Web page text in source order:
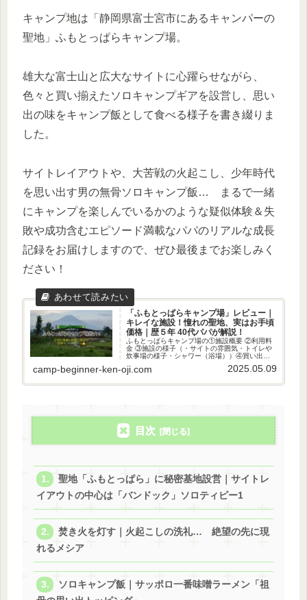
キャンプ地は「静岡県富士宮市にあるキャンパーの
聖地」ふもとっぱらキャンプ場。
雄大な富士山と広大なサイトに心躍らせながら、
色々と買い揃えたソロキャンプギアを設営し、思い
出の味をキャンプ飯として食べる様子を書き綴りま
した。
サイトレイアウトや、大苦戦の火起こし、少年時代
を思い出す男の無骨ソロキャンプ飯… まるで一緒
にキャンプを楽しんでいるかのような疑似体験＆失
敗や成功含むエピソード満載なパパのリアルな成長
記録をお届けしますので、ぜひ最後までお楽しみく
ださい！
「ふもとっぱらキャンプ場」レビュー｜
キレイな施設！憧れの聖地、実はお手頃
価格｜歴５年 40代パパが解説！
ふもとっぱらキャンプ場の①施設概要 ②利用料
金 ③施設の様子（・サイトの雰囲気・トイレや
炊事場の様子・シャワー（浴場））④買い出し
スポット（売店や近隣スーパー等）⑤レンタル
情報等を、私の感想も添えつつ紹介していきま
camp-beginner-ken-oji.com 2025.05.09
目次
聖地「ふもとっぱら」に秘密基地設営｜サイトレ
イアウトの中心は「バンドック」ソロティピー1
焚き火を灯す｜火起こしの洗礼… 絶望の先に現
れるメシア
ソロキャンプ飯｜サッポロ一番味噌ラーメン「祖